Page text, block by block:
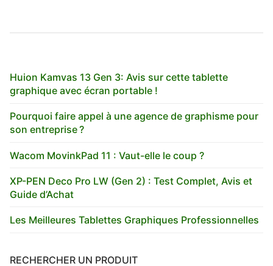
Huion Kamvas 13 Gen 3: Avis sur cette tablette
graphique avec écran portable !
Pourquoi faire appel à une agence de graphisme pour
son entreprise ?
Wacom MovinkPad 11 : Vaut-elle le coup ?
XP-PEN Deco Pro LW (Gen 2) : Test Complet, Avis et
Guide d’Achat
Les Meilleures Tablettes Graphiques Professionnelles
RECHERCHER UN PRODUIT